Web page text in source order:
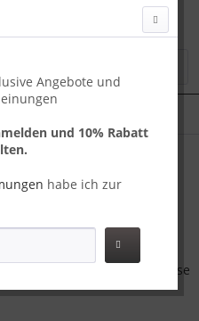
M Rot
Angebote und
und 10% Rabatt
habe ich zur